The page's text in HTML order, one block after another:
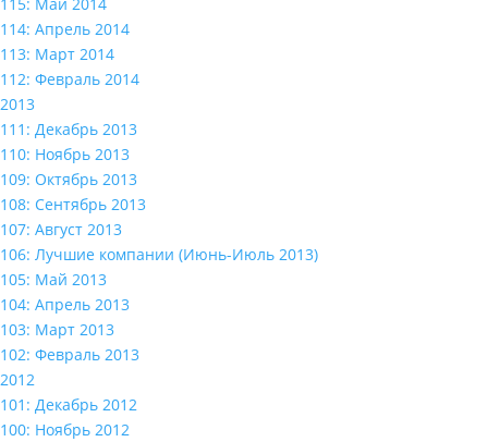
114: Апрель 2014
113: Март 2014
112: Февраль 2014
2013
111: Декабрь 2013
110: Ноябрь 2013
109: Октябрь 2013
108: Сентябрь 2013
107: Август 2013
106: Лучшие компании (Июнь-Июль 2013)
105: Май 2013
104: Апрель 2013
103: Март 2013
102: Февраль 2013
2012
101: Декабрь 2012
100: Ноябрь 2012